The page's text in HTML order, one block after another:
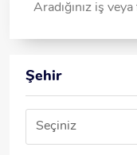
Şehir
Seçiniz